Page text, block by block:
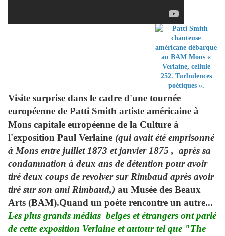
Visite surprise dans le cadre d'une tournée
européenne de Patti Smith artiste américaine à
Mons capitale européenne de la Culture à
l'exposition Paul Verlaine (qui avait été emprisonné
à Mons entre juillet 1873 et janvier 1875 , après sa
condamnation à deux ans de détention pour avoir
tiré deux coups de revolver sur Rimbaud après avoir
tiré sur son ami Rimbaud,) au Musée des Beaux
Arts (BAM).Quand un poète rencontre un autre...
Les plus grands médias belges et étrangers ont parlé
de cette exposition Verlaine et autour tel que "The